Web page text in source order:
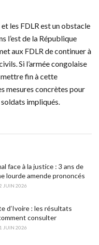
les FDLR est un obstacle
l’est de la République
aux FDLR de continuer à
Si l’armée congolaise
mettre fin à cette
mesures concrètes pour
impliqués.
face à la justice : 3 ans de
lourde amende prononcés
JUIN 2026
d’Ivoire : les résultats
consulter
1 JUIN 2026